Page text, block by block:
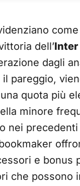
come
dell’Inter
dagli
il pareggio,
quota più
minore
nei
e bonus
che possono